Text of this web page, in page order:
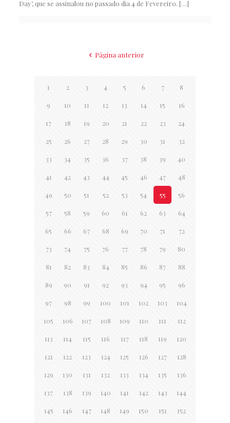
Day’, que se assinalou no passado dia 4 de Fevereiro. […]
Página anterior
1 2 3 4 5 6 7 8
9 10 11 12 13 14 15 16
17 18 19 20 21 22 23 24
25 26 27 28 29 30 31 32
33 34 35 36 37 38 39 40
41 42 43 44 45 46 47 48
49 50 51 52 53 54 55 56
57 58 59 60 61 62 63 64
65 66 67 68 69 70 71 72
73 74 75 76 77 78 79 80
81 82 83 84 85 86 87 88
89 90 91 92 93 94 95 96
97 98 99 100 101 102 103 104
105 106 107 108 109 110 111 112
113 114 115 116 117 118 119 120
121 122 123 124 125 126 127 128
129 130 131 132 133 134 135 136
137 138 139 140 141 142 143 144
145 146 147 148 149 150 151 152